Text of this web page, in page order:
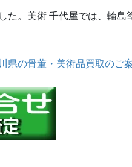
。美術 千代屋では、輪島
県の骨董・美術品買取のご